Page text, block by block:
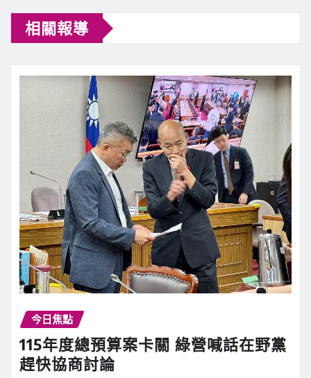
相關報導
今日焦點
115年度總預算案卡關 綠營喊話在野黨
趕快協商討論